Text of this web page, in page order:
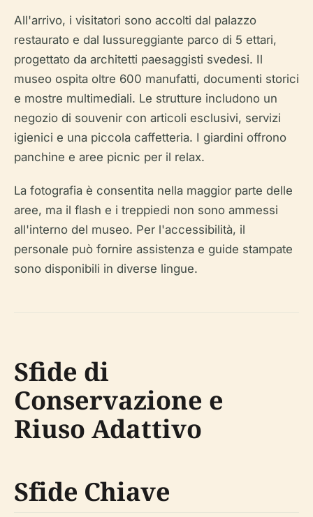
All'arrivo, i visitatori sono accolti dal palazzo
restaurato e dal lussureggiante parco di 5 ettari,
progettato da architetti paesaggisti svedesi. Il
museo ospita oltre 600 manufatti, documenti storici
e mostre multimediali. Le strutture includono un
negozio di souvenir con articoli esclusivi, servizi
igienici e una piccola caffetteria. I giardini offrono
panchine e aree picnic per il relax.
La fotografia è consentita nella maggior parte delle
aree, ma il flash e i treppiedi non sono ammessi
all'interno del museo. Per l'accessibilità, il
personale può fornire assistenza e guide stampate
sono disponibili in diverse lingue.
Sfide di
Conservazione e
Riuso Adattivo
Sfide Chiave